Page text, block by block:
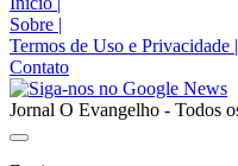
Sobre |
Termos de Uso e Privacidade |
Contato
Jornal O Evangelho - Todos